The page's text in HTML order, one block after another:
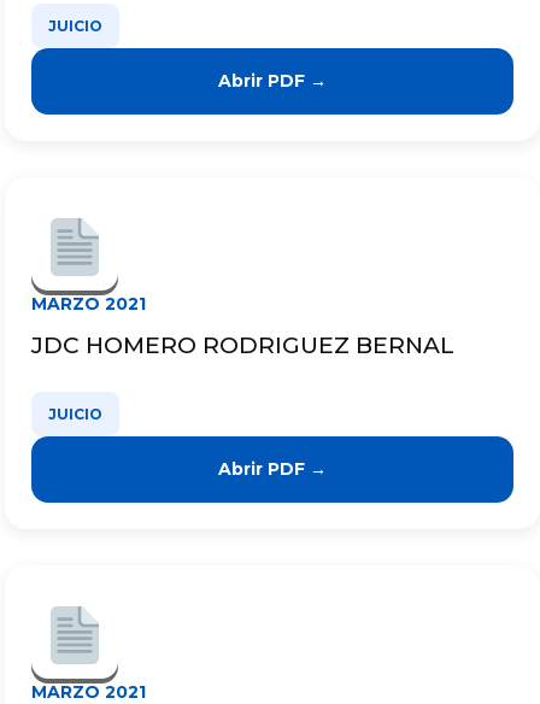
JUICIO
Abrir PDF →
MARZO 2021
JDC HOMERO RODRIGUEZ BERNAL
JUICIO
Abrir PDF →
MARZO 2021